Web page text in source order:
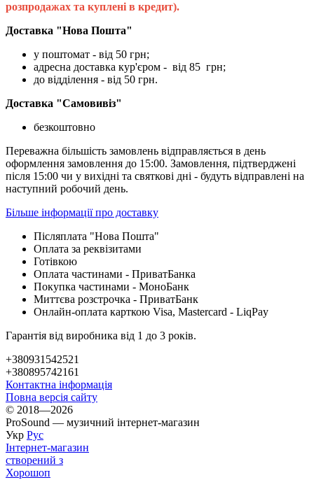
розпродажах та куплені в кредит).
Доставка "Нова Пошта"
у поштомат - від 50 грн;
адресна доставка кур'єром - від 85 грн;
до відділення - від 50 грн.
Доставка "Самовивіз"
безкоштовно
Переважна більшість замовлень відправляється в день
оформлення замовлення до 15:00. Замовлення, підтверджені
після 15:00 чи у вихідні та святкові дні - будуть відправлені на
наступний робочий день.
Більше інформації про доставку
Післяплата "Нова Пошта"
Оплата за реквізитами
Готівкою
Оплата частинами - ПриватБанка
Покупка частинами - МоноБанк
Миттєва розстрочка - ПриватБанк
Онлайн-оплата карткою Visa, Mastercard - LiqPay
Гарантія від виробника від 1 до 3 років.
+380931542521
+380895742161
Контактна інформація
Повна версія сайту
© 2018—2026
ProSound — музичний інтернет-магазин
Укр Рус
Інтернет-магазин
створений з
Хорошоп